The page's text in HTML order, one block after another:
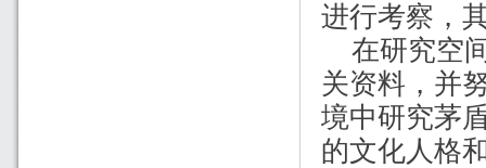
进行考察，
在研究空
关资料，并
境中研究茅
的文化人格